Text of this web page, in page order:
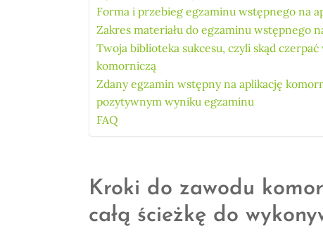
Forma i przebieg egzaminu wstępnego na
Zakres materiału do egzaminu wstępnego
Twoja biblioteka sukcesu, czyli skąd
komorniczą
Zdany egzamin wstępny na aplikację
pozytywnym wyniku egzaminu
FAQ
Kroki do zawodu
całą ścieżkę do